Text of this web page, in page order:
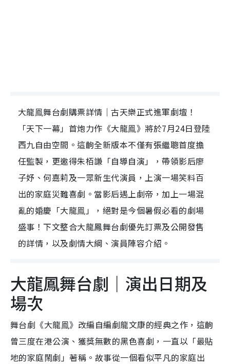
大龍鳯舞台劇購票詳情｜古天樂正式進軍劇壇！
「天下一幕」首炮力作《大龍鳯》將於7月24日登陸
西九自由空間。這齣全新版本不僅有張繼聰首度擔
任監製，更邀得朱栢謙「自導自演」，帶領影后廖
子妤、何嘉莉及一眾新生代演員，上演一場笑料百
出的家庭災難喜劇。當影后遇上劇帝，加上一場混
亂的婚慶「大龍鳯」，絕對是今個暑假必看的劇場
盛事！下文整合大龍鳳舞台劇優先訂票及公開發售
的詳情，以及劇情大綱、演員陣容介紹。
大龍鳳舞台劇｜演出日期及
場次
舞台劇《大龍鳯》改編自編劇龍文康的經典之作，這齣
曾三度在港公演、獲獎無數的黑色喜劇，一直以「最貼
地的家庭鬧劇」著稱。故事從一個看似平凡的家庭出